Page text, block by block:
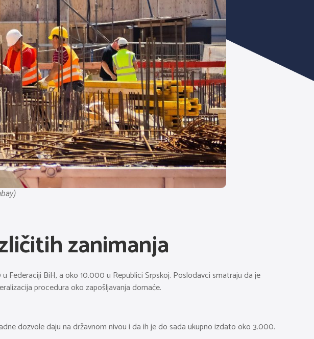
zanimanja
BiH, a oko 10.000 u Republici Srpskoj. Poslodavci smatraju da je
procedura oko zapošljavanja domaće.
dozvole daju na državnom nivou i da ih je do sada ukupno izdato oko 3.000.